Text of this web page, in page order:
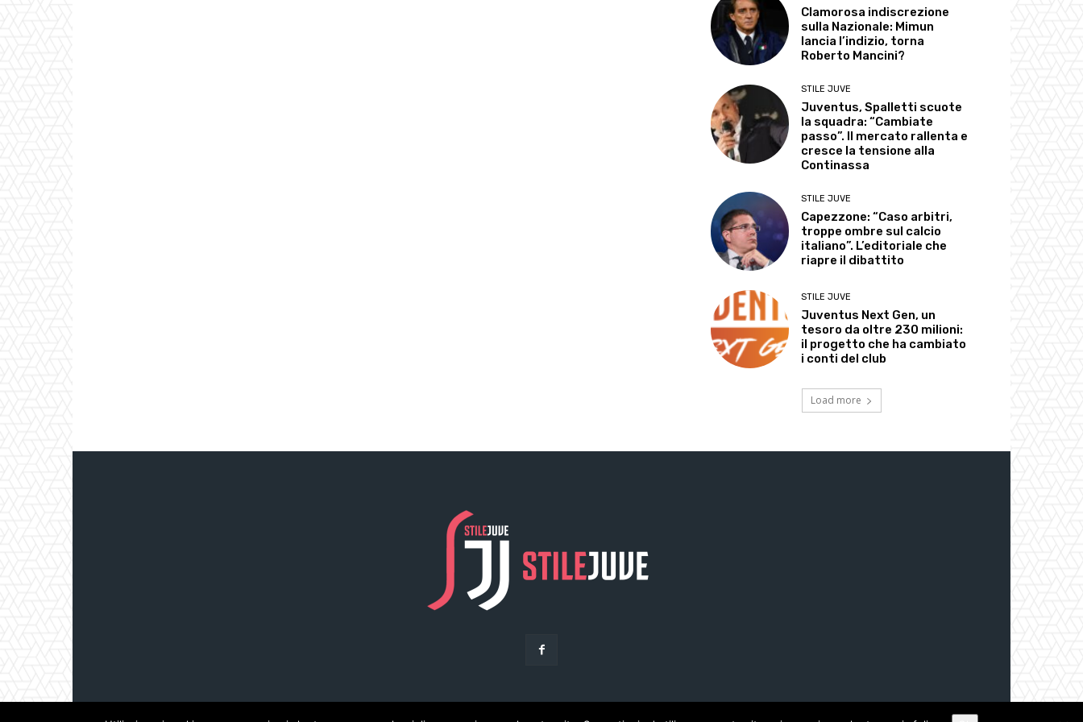
Clamorosa indiscrezione
sulla Nazionale: Mimun
lancia l’indizio, torna
Roberto Mancini?
STILE JUVE
Juventus, Spalletti scuote
la squadra: “Cambiate
passo”. Il mercato rallenta e
cresce la tensione alla
Continassa
STILE JUVE
Capezzone: “Caso arbitri,
troppe ombre sul calcio
italiano”. L’editoriale che
riapre il dibattito
STILE JUVE
Juventus Next Gen, un
tesoro da oltre 230 milioni:
il progetto che ha cambiato
i conti del club
Load more